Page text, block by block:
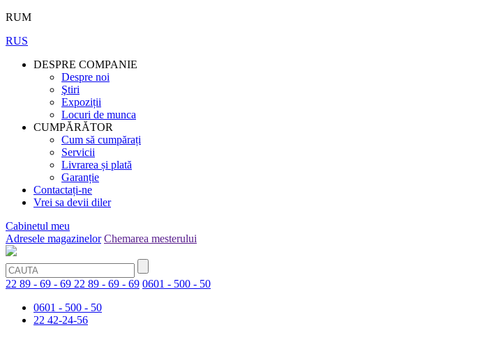
RUM
RUS
DESPRE COMPANIE
Despre noi
Ştiri
Expoziții
Locuri de munca
CUMPĂRĂTOR
Cum să cumpărați
Servicii
Livrarea și plată
Garanție
Contactați-ne
Vrei sa devii diler
Cabinetul meu
Adresele magazinelor Chemarea mesterului
22 89 - 69 - 69 22 89 - 69 - 69 0601 - 500 - 50
0601 - 500 - 50
22 42-24-56